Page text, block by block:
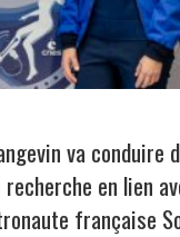
va conduire
en lien
française